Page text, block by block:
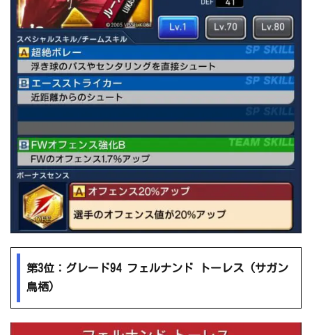
第3位：グレード94 フェルナンド トーレス (サガン
鳥栖)